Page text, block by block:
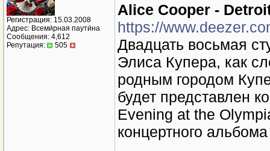
Регистрация: 15.03.2008
Адрес: Всеми́рная паути́на
Сообщения: 4,612
Репутация:
505
Alice Cooper -
https://
Двадцать восьмая
Элиса Купера, как
родным городом
будет представлен
Evening at the
концертного